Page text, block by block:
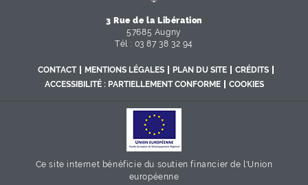
3 Rue de la Libération
57685 Augny
Tél : 03 87 38 32 94
CONTACT MENTIONS LÉGALES PLAN DU SITE
CRÉDITS
ACCESSIBILITÉ : PARTIELLEMENT CONFORME
COOKIES
Ce site internet bénéficie du soutien financier de l'Union
européenne